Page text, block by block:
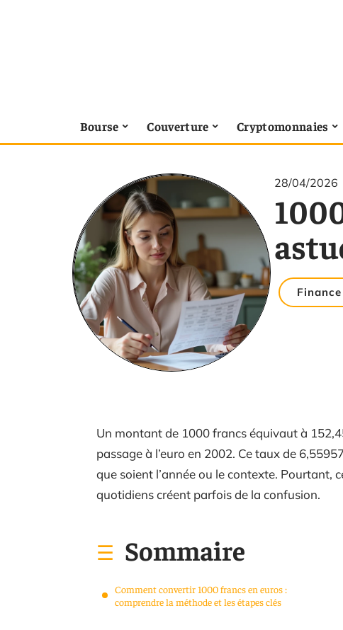
Bourse Couverture Cryptomonnaies
28/04/2026
Finance
Un montant de 1000 francs équivaut à
passage à l’euro en 2002. Ce taux de
que soient l’année ou le contexte. Pourtant,
quotidiens créent parfois de la confusion.
Sommaire
Comment convertir 1000 francs en euros :
comprendre la méthode et les étapes clés